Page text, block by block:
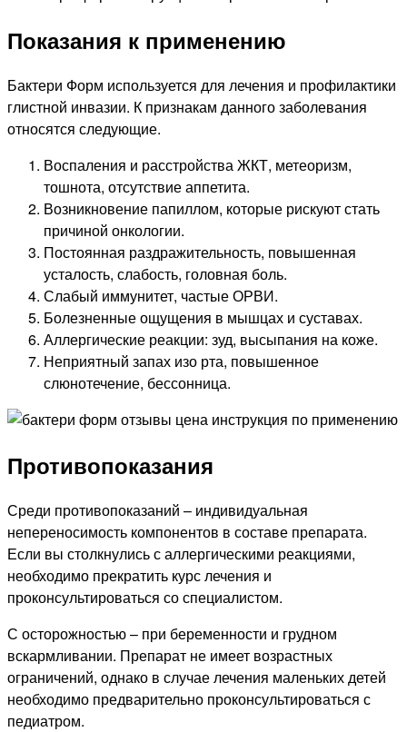
Показания к применению
Бактери Форм используется для лечения и профилактики
глистной инвазии. К признакам данного заболевания
относятся следующие.
Воспаления и расстройства ЖКТ, метеоризм,
тошнота, отсутствие аппетита.
Возникновение папиллом, которые рискуют стать
причиной онкологии.
Постоянная раздражительность, повышенная
усталость, слабость, головная боль.
Слабый иммунитет, частые ОРВИ.
Болезненные ощущения в мышцах и суставах.
Аллергические реакции: зуд, высыпания на коже.
Неприятный запах изо рта, повышенное
слюнотечение, бессонница.
Противопоказания
Среди противопоказаний – индивидуальная
непереносимость компонентов в составе препарата.
Если вы столкнулись с аллергическими реакциями,
необходимо прекратить курс лечения и
проконсультироваться со специалистом.
С осторожностью – при беременности и грудном
вскармливании. Препарат не имеет возрастных
ограничений, однако в случае лечения маленьких детей
необходимо предварительно проконсультироваться с
педиатром.